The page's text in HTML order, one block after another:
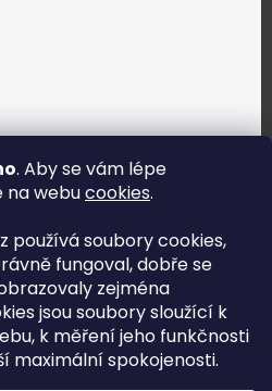
. Aby se vám lépe
na webucookies.
používá soubory cookies,
fungoval, dobře se
zejména
jsou soubory sloužící k
k měření jeho funkčnosti
maximální spokojenosti.
správné servo?
servo